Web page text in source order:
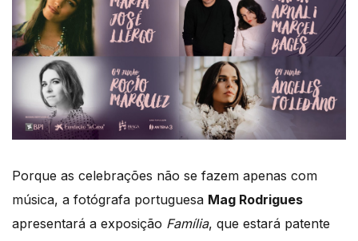
Porque as celebrações não se fazem apenas com
música, a fotógrafa portuguesa Mag Rodrigues
apresentará a exposição Família, que estará patente